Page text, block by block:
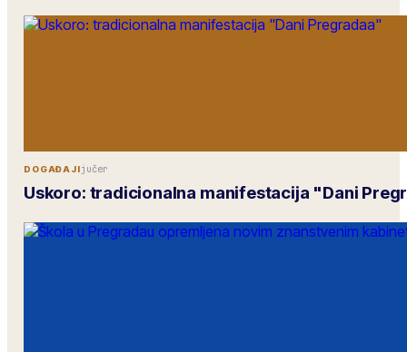
DOGAĐAJIjučer
Uskoro: tradicionalna manifestacija "Dani